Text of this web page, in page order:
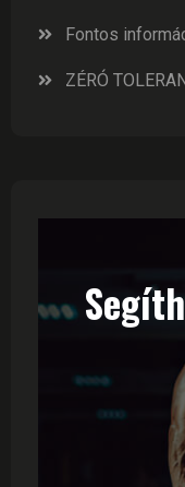
Fontos
ZÉRÓ